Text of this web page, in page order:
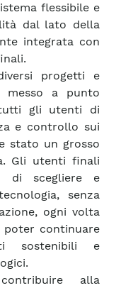
flessibile e
dal lato della
integrata con
progetti e
messo a punto
gli utenti di
e controllo sui
stato un grosso
Gli utenti finali
di scegliere e
senza
ogni volta
poter continuare
sostenibili e
alla